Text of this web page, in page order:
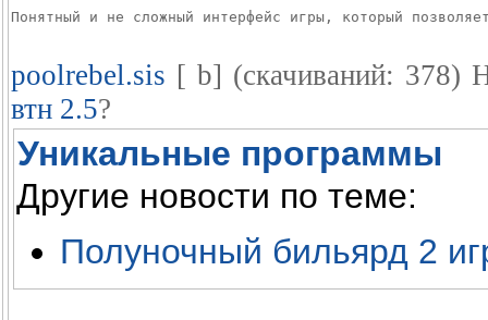
Понятный и не сложный интерфейс игры, который
poolrebel.sis [ b] (cкачиваний: 378)
втн 2.5?
Уникальные программы
Другие новости по теме:
Полуночный бильярд 2